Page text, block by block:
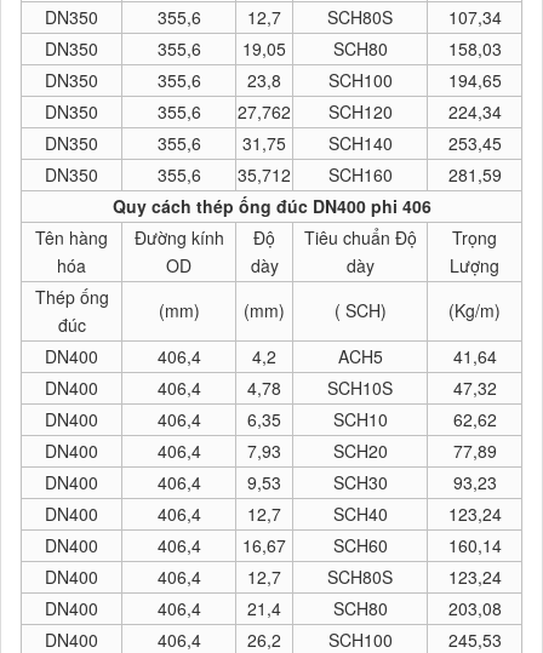
DN350
355,6 12,7 SCH80S
107,34
DN350
355,6 19,05 SCH80
158,03
DN350
355,6 23,8 SCH100
194,65
DN350
355,6 27,762 SCH120
224,34
DN350
355,6 31,75 SCH140
253,45
DN350
355,6 35,712 SCH160
281,59
Quy cách thép ống đúc DN400 phi 406
Tên hàng
hóa
Đường kính
OD
Độ
dày
Tiêu chuẩn Độ
dày
Trọng
Lượng
Thép ống
đúc
(mm) (mm) ( SCH)
(Kg/m)
DN400
406,4 4,2 ACH5
41,64
DN400
406,4 4,78 SCH10S
47,32
DN400
406,4 6,35 SCH10
62,62
DN400
406,4 7,93 SCH20
77,89
DN400
406,4 9,53 SCH30
93,23
DN400
406,4 12,7 SCH40
123,24
DN400
406,4 16,67 SCH60
160,14
DN400
406,4 12,7 SCH80S
123,24
DN400
406,4 21,4 SCH80
203,08
DN400
406,4 26,2 SCH100
245,53